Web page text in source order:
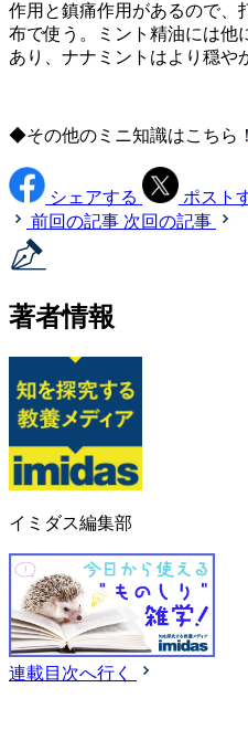
作用と鎮痛作用があるので、
布で使う。ミント精油には他
あり、ナナミントはより穏や
◆その他のミニ知識はこちら！
シェアする
ポスト
前回の記事 次回の記事
著者情報
イミダス編集部
連載目次へ行く